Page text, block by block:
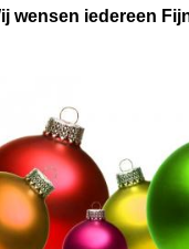
wensen iedereen